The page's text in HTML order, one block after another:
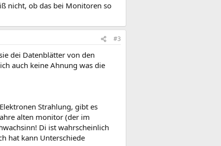
nicht, ob das bei Monitoren so
#3
dei Datenblätter von den
auch keine Ahnung was die
Strahlung, gibt es
alten monitor (der im
Di ist wahrscheinlich
hat kann Unterschiede